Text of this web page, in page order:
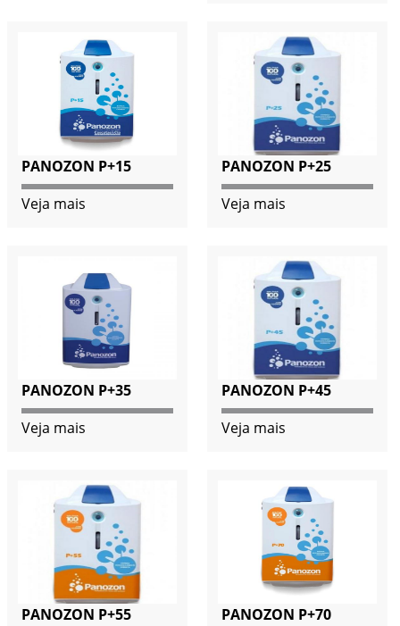
PANOZON P+15
Veja mais
PANOZON P+25
Veja mais
PANOZON P+35
Veja mais
PANOZON P+45
Veja mais
PANOZON P+55
PANOZON P+70